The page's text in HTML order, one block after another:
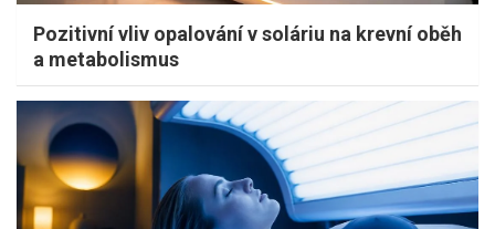
Pozitivní vliv opalování v soláriu na krevní oběh
a metabolismus